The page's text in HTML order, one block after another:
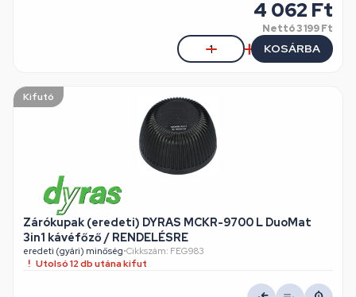
4 062 Ft
Nettó3 199 Ft
KOSÁRBA
Kifutó
Zárókupak (eredeti) DYRAS MCKR-9700 L DuoMat
3in1 kávéfőző / RENDELÉSRE
eredeti (gyári) minőség•Cikkszám: FEG983
Utolsó 12 db utána kifut